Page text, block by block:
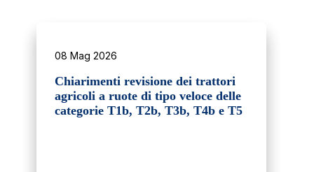
08 Mag 2026
Chiarimenti revisione dei trattori
agricoli a ruote di tipo veloce delle
categorie T1b, T2b, T3b, T4b e T5